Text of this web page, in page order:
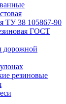
ТУ 38 105867-90
ГОСТ
дорожной
резиновые